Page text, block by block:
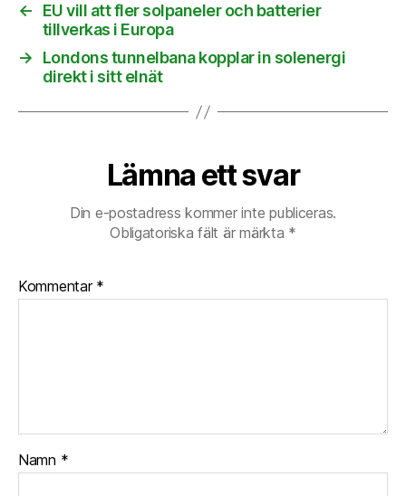
←
EU vill att fler solpaneler och batterier
tillverkas i Europa
→
Londons tunnelbana kopplar in solenergi
direkt i sitt elnät
Lämna ett svar
Din e-postadress kommer inte publiceras.
Obligatoriska fält är märkta *
Kommentar *
Namn *